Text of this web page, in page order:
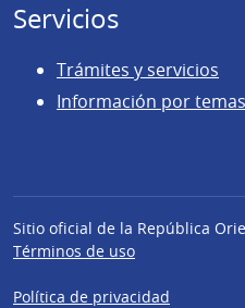
Servicios
Trámites y servicios
Información por temas
Sitio oficial de la República
Términos de uso
Política de privacidad